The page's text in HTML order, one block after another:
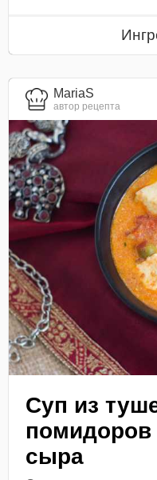
MariaS
автор рецепта
Суп из
помидоров
сыра